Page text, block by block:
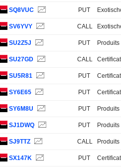
SQ8VUC PUT
SV6YVY CALL
SU2Z5J PUT
SU27GD CALL
SU5R81 PUT
SY6E65 PUT
SY6M8U PUT
SJ1DWQ PUT
SJ9TTZ CALL
SX147K PUT